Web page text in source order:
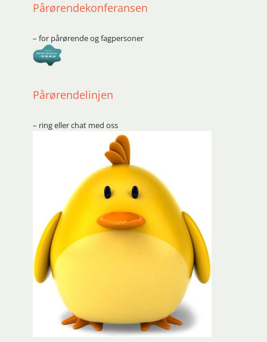
Pårørendekonferansen
– for pårørende og fagpersoner
Pårørendelinjen
– ring eller chat med oss